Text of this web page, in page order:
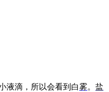
液滴，所以会看到白雾。 盐